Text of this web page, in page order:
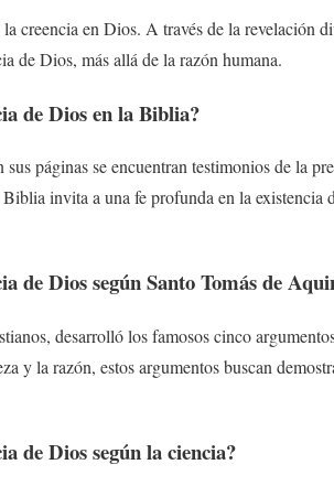
creencia en Dios. A través de la revelación
de Dios, más allá de la razón humana.
de Dios en la Biblia?
páginas se encuentran testimonios de la
invita a una fe profunda en la existencia
de Dios según Santo Tomás de
desarrolló los famosos cinco
y la razón, estos argumentos buscan
de Dios según la ciencia?